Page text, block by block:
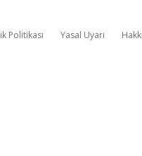
Politikası Yasal Uyarı